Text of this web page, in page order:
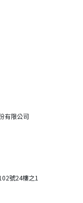
有限公司
號24樓之1